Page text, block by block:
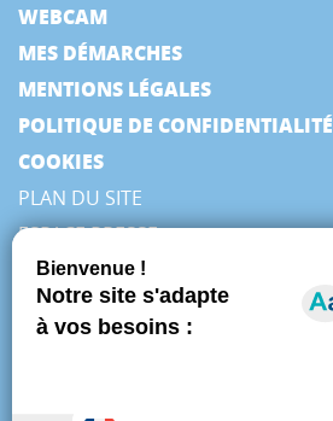
WEBCAM
MES DÉMARCHES
MENTIONS LÉGALES
POLITIQUE DE CONFIDENTIALITÉ
COOKIES
PLAN DU SITE
ESPACE PRESSE